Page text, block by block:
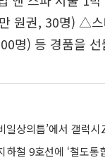
원권, 30명) △
명) 등 경품을 선